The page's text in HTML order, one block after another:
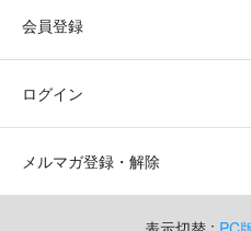
会員登録
ログイン
メルマガ登録・解除